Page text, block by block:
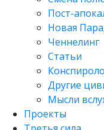
Пост-
Новая
Ченнелинг
Статьи
Другие
Мысли
Проекты